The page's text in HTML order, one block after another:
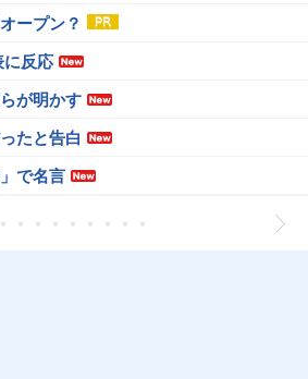
ープン？
反応
が明かす
たと告白
で名言